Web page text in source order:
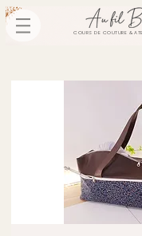
COURS DE COUTURE &